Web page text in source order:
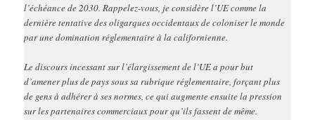
l’échéance de 2030. Rappelez-vous, je considère l’UE comme la
dernière tentative des oligarques occidentaux de coloniser le monde
par une domination réglementaire à la californienne.
Le discours incessant sur l’élargissement de l’UE a pour but
d’amener plus de pays sous sa rubrique réglementaire, forçant plus
de gens à adhérer à ses normes, ce qui augmente ensuite la pression
sur les partenaires commerciaux pour qu’ils fassent de même.